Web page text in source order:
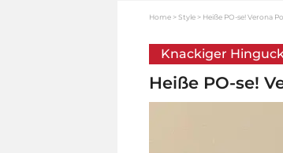
Home Style Heiße PO-se! Verona
Knackiger
Heiße PO-se!